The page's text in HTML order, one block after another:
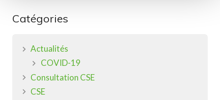
Catégories
Actualités
COVID-19
Consultation CSE
CSE